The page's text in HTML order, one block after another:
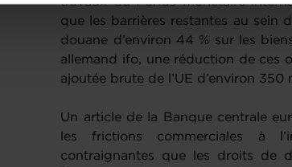
Charte d’usage des cookieset notre
que les barrières restantes au sein
douane d’environ 44 % sur les
allemand ifo, une réduction de ces
ajoutée brute de l’UE d’environ 350
Un article de la Banque centrale
les frictions commerciales à
contraignantes que les droits de